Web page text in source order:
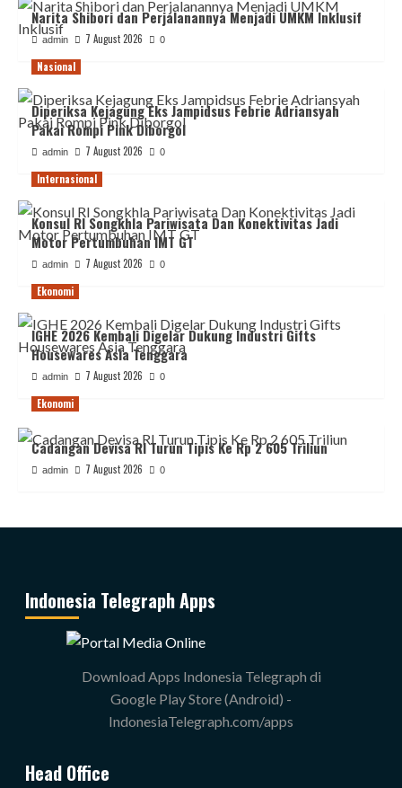
Narita Shibori dan Perjalanannya Menjadi UMKM Inklusif
admin 7 August 2026 0
Nasional
Diperiksa Kejagung Eks Jampidsus Febrie Adriansyah
Pakai Rompi Pink Diborgol
admin 7 August 2026 0
Internasional
Konsul RI Songkhla Pariwisata Dan Konektivitas Jadi
Motor Pertumbuhan IMT GT
admin 7 August 2026 0
Ekonomi
IGHE 2026 Kembali Digelar Dukung Industri Gifts
Housewares Asia Tenggara
admin 7 August 2026 0
Ekonomi
Cadangan Devisa RI Turun Tipis Ke Rp 2 605 Triliun
admin 7 August 2026 0
Indonesia Telegraph Apps
Download Apps Indonesia Telegraph di
Google Play Store (Android) -
IndonesiaTelegraph.com/apps
Head Office